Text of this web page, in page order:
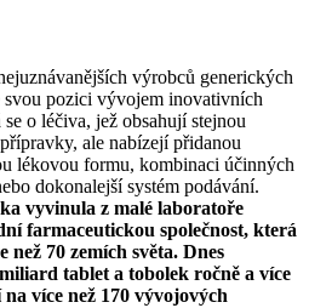
výrobců generických
pozici vývojem inovativních
o léčiva, jež obsahují stejnou
ale nabízejí přidanou
lékovou formu, kombinaci účinných
dokonalejší systém podávání.
vyvinula z malé laboratoře
farmaceutickou společnost, která
70 zemích světa. Dnes
tablet a tobolek ročně a více
více než 170 vývojových